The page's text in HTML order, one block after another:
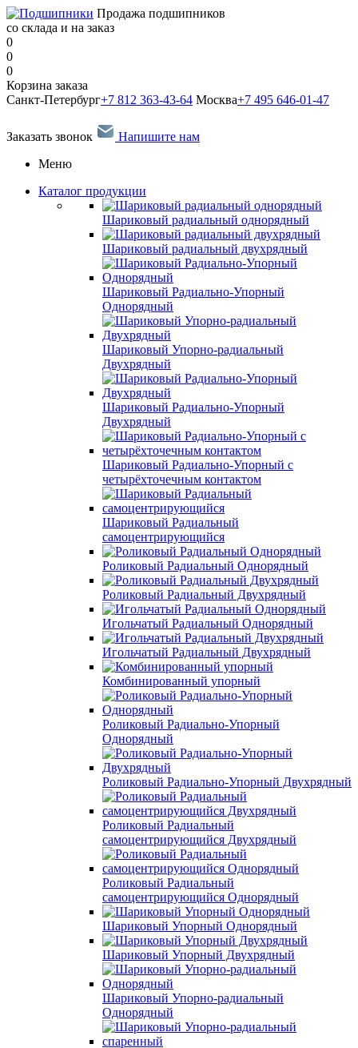
Продажа подшипников
со склада и на заказ
0
0
0
Корзина заказа
Санкт-Петербург+7 812 363-43-64 Москва+7 495 646-01-47
Заказать звонок
Напишите нам
Меню
Каталог продукции
Шариковый радиальный однорядный
Шариковый радиальный двухрядный
Шариковый Радиально-Упорный
Однорядный
Шариковый Упорно-радиальный
Двухрядный
Шариковый Радиально-Упорный
Двухрядный
Шариковый Радиально-Упорный с
четырёхточечным контактом
Шариковый Радиальный
самоцентрирующийся
Роликовый Радиальный Однорядный
Роликовый Радиальный Двухрядный
Игольчатый Радиальный Однорядный
Игольчатый Радиальный Двухрядный
Комбинированный упорный
Роликовый Радиально-Упорный
Однорядный
Роликовый Радиально-Упорный Двухрядный
Роликовый Радиальный
самоцентрирующийся Двухрядный
Роликовый Радиальный
самоцентрирующийся Однорядный
Шариковый Упорный Однорядный
Шариковый Упорный Двухрядный
Шариковый Упорно-радиальный
Однорядный